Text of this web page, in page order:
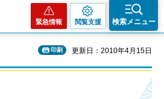
緊急情報 閲覧支援 検索メニュー
印刷 更新日：2010年4月15日